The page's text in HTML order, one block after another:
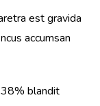
est gravida
accumsan
blandit